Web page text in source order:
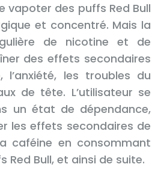
vapoter des puffs Red Bull
et concentré. Mais la
de nicotine et de
des effets secondaires
l’anxiété, les troubles du
de tête. L’utilisateur se
un état de dépendance,
les effets secondaires de
caféine en consommant
Red Bull, et ainsi de suite.